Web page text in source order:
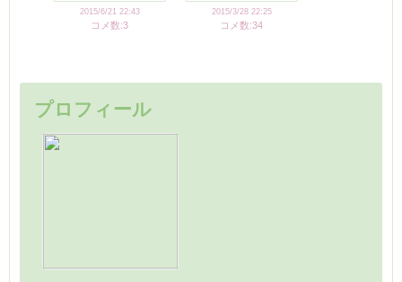
2015/6/21 22:43
コメ数:3
2015/3/28 22:25
コメ数:34
プロフィール